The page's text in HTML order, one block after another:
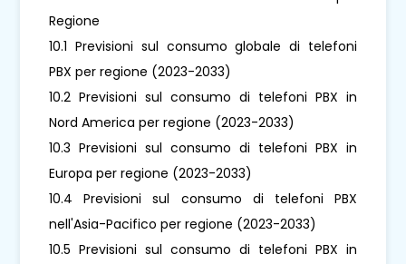
Regione
10.1 Previsioni sul consumo globale di telefoni
PBX per regione (2023-2033)
10.2 Previsioni sul consumo di telefoni PBX in
Nord America per regione (2023-2033)
10.3 Previsioni sul consumo di telefoni PBX in
Europa per regione (2023-2033)
10.4 Previsioni sul consumo di telefoni PBX
nell'Asia-Pacifico per regione (2023-2033)
10.5 Previsioni sul consumo di telefoni PBX in